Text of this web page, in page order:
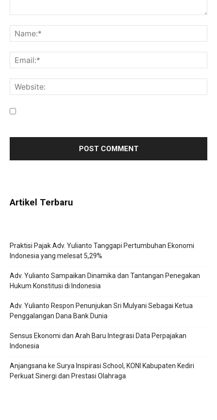
Artikel Terbaru
Praktisi Pajak Adv. Yulianto Tanggapi Pertumbuhan Ekonomi
Indonesia yang melesat 5,29%
Adv. Yulianto Sampaikan Dinamika dan Tantangan Penegakan
Hukum Konstitusi di Indonesia
Adv. Yulianto Respon Penunjukan Sri Mulyani Sebagai Ketua
Penggalangan Dana Bank Dunia
Sensus Ekonomi dan Arah Baru Integrasi Data Perpajakan
Indonesia
Anjangsana ke Surya Inspirasi School, KONI Kabupaten Kediri
Perkuat Sinergi dan Prestasi Olahraga